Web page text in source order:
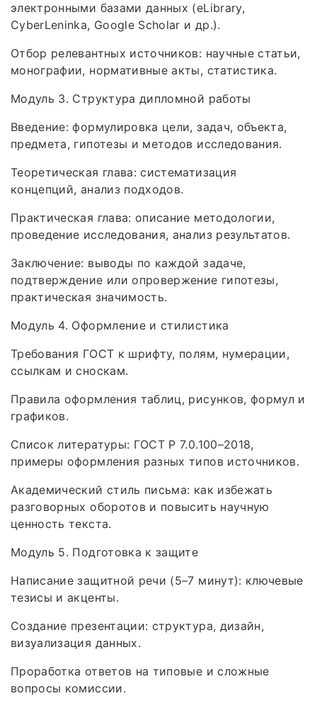
электронными базами данных (eLibrary,
CyberLeninka, Google Scholar и др.).
Отбор релевантных источников: научные статьи,
монографии, нормативные акты, статистика.
Модуль 3. Структура дипломной работы
Введение: формулировка цели, задач, объекта,
предмета, гипотезы и методов исследования.
Теоретическая глава: систематизация
концепций, анализ подходов.
Практическая глава: описание методологии,
проведение исследования, анализ результатов.
Заключение: выводы по каждой задаче,
подтверждение или опровержение гипотезы,
практическая значимость.
Модуль 4. Оформление и стилистика
Требования ГОСТ к шрифту, полям, нумерации,
ссылкам и сноскам.
Правила оформления таблиц, рисунков, формул и
графиков.
Список литературы: ГОСТ Р 7.0.100–2018,
примеры оформления разных типов источников.
Академический стиль письма: как избежать
разговорных оборотов и повысить научную
ценность текста.
Модуль 5. Подготовка к защите
Написание защитной речи (5–7 минут): ключевые
тезисы и акценты.
Создание презентации: структура, дизайн,
визуализация данных.
Проработка ответов на типовые и сложные
вопросы комиссии.